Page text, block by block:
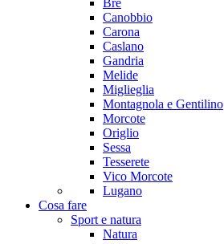
Brè
Canobbio
Carona
Caslano
Gandria
Melide
Miglieglia
Montagnola e Gentilino
Morcote
Origlio
Sessa
Tesserete
Vico Morcote
Lugano
Cosa fare
Sport e natura
Natura